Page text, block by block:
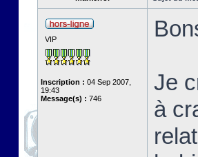
VIP
Inscription : 04 Sep 2007,
19:43
Message(s) : 746
Je
à